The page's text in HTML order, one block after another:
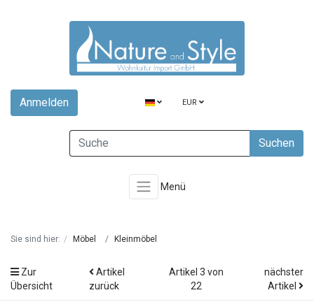
Anmelden EUR
Suchen
Menü
Sie sind hier: Möbel Kleinmöbel
Zur
Übersicht
Artikel
zurück
Artikel 3 von
22
nächster
Artikel